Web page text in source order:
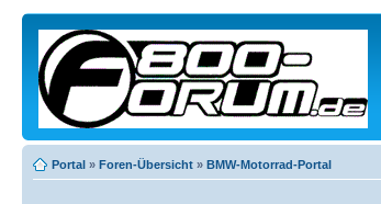
Portal » Foren-Übersicht » BMW-Motorrad-Portal